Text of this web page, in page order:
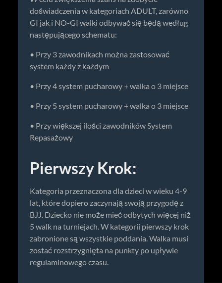
doświadczenia w kategoriach ADULT, zarówno
GI jak i NO-GI walki odbywać się będą według
następującego schematu:
• Przy 3 zawodnikach można zastosować
system każdy z każdym
• Przy 4 system pucharowy + walka o 3 miejsce
• Przy 5 system pucharowy + walka o 3 miejsce
• Przy większej ilości zawodników System
Repasażowy
Pierwszy Krok:
Kategoria przeznaczona dla dzieci w wieku 4-9
lat, które dopiero zaczynają swoją przygodę z
BJJ. Dziecko nie może mieć odbytych więcej niż
5 walk na turniejach. W kategorii pierwszy krok
zabronione są wszystkie poddania. Walka musi
zostać rozstrzygnięta na punkty po upływie
regulaminowego czasu.